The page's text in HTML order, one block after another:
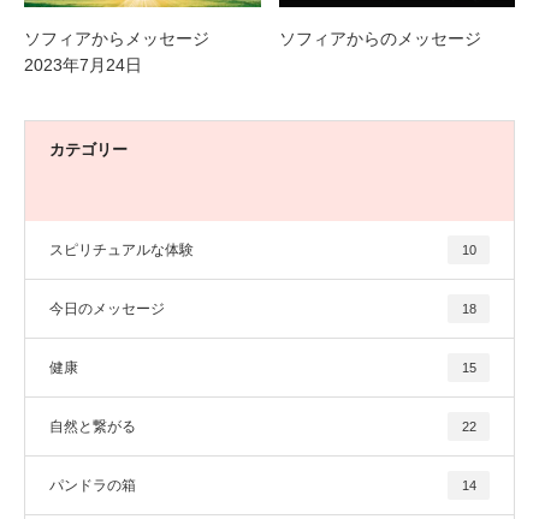
ソフィアからメッセージ
2023年7月24日
ソフィアからのメッセージ
カテゴリー
スピリチュアルな体験 10
今日のメッセージ 18
健康 15
自然と繋がる 22
パンドラの箱 14